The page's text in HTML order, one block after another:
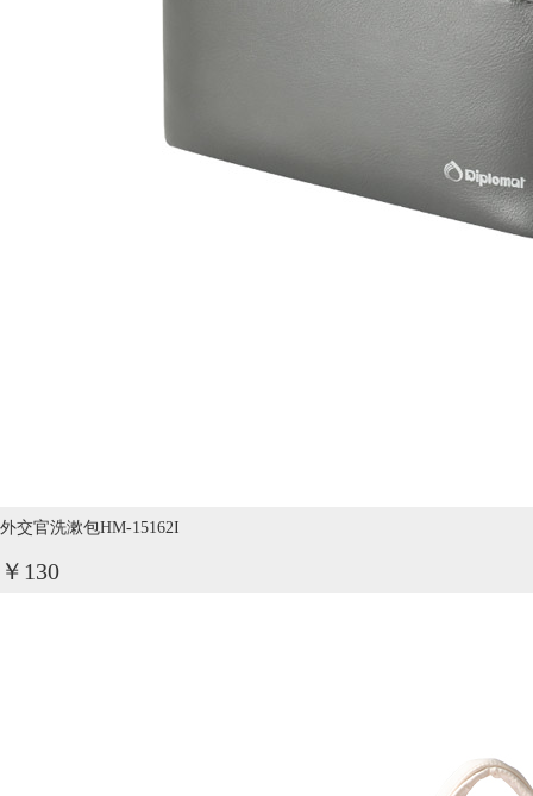
外交官洗漱包HM-15162I
￥130